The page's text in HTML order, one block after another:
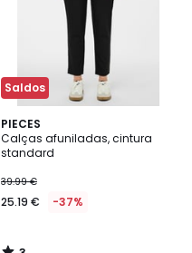
Saldos
PIECES
Calças afuniladas, cintura
standard
39.99 €
25.19 € -37%
3
/
5